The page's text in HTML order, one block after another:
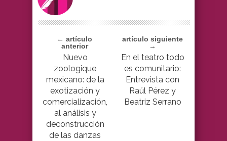
← artículo
anterior
Nuevo
zoologique
mexicano: de la
exotización y
comercialización,
al análisis y
deconstrucción
de las danzas
artículo siguiente
→
En el teatro todo
es comunitario:
Entrevista con
Raúl Pérez y
Beatriz Serrano